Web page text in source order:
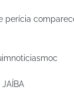
perícia